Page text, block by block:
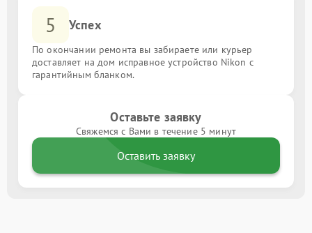
5 Успех
По окончании ремонта вы забираете или курьер
доставляет на дом исправное устройство Nikon с
гарантийным бланком.
Оставьте заявку
Свяжемся с Вами в течение 5 минут
Оставить заявку